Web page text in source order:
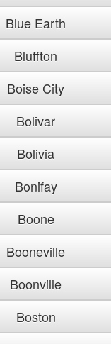
Blue Earth
Bluffton
Boise City
Bolivar
Bolivia
Bonifay
Boone
Booneville
Boonville
Boston